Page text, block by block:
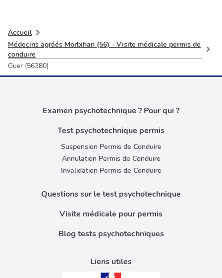
Accueil
Médecins agréés Morbihan (56) - Visite médicale permis de
conduire
Guer (56380)
Liens utiles
Examen psychotechnique ? Pour qui ?
Test psychotechnique permis
Suspension Permis de Conduire
Annulation Permis de Conduire
Invalidation Permis de Conduire
Questions sur le test psychotechnique
Visite médicale pour permis
Blog tests psychotechniques